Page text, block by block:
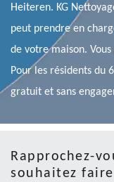
Heiteren. KG
peut prendre en
de votre maison.
Pour les résidents du
gratuit et sans
Rapprochez-
souhaitez